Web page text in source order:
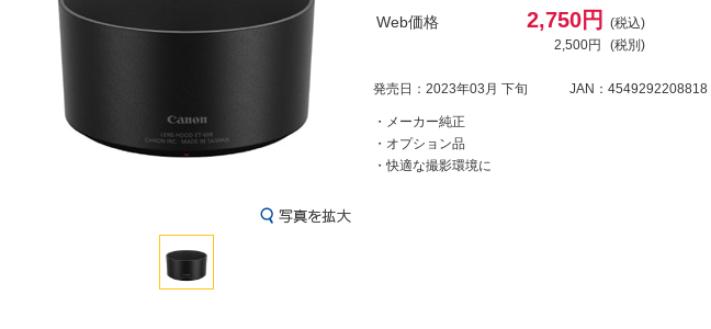
Web価格 2,750円
(税込)
2,500円
(税別)
発売日：2023年03月 下旬 JAN：4549292208818
・メーカー純正
・オプション品
・快適な撮影環境に